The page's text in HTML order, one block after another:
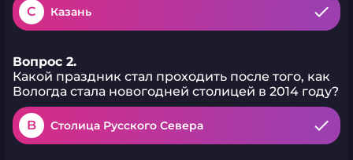
C Казань
Вопрос 2.
Какой праздник стал проходить после того, как
Вологда стала новогодней столицей в 2014 году?
B Столица Русского Севера